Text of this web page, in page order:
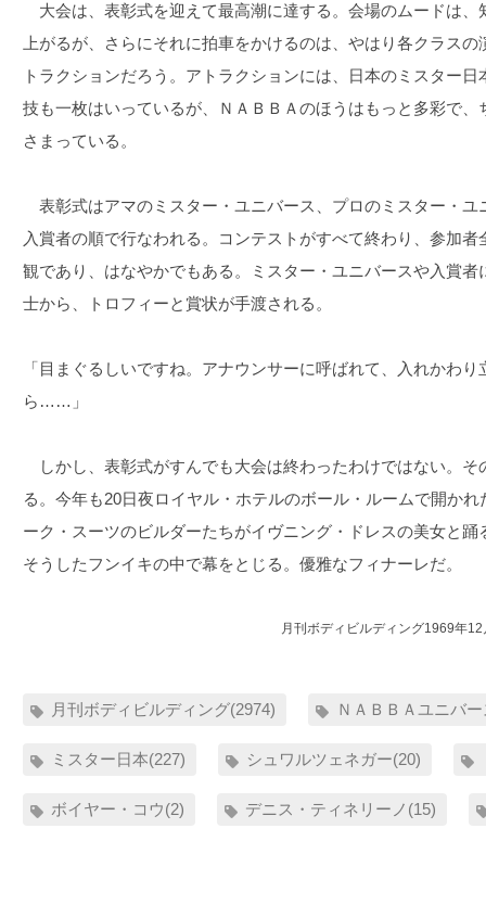
大会は、表彰式を迎えて最高潮に達する。会場のムードは、
上がるが、さらにそれに拍車をかけるのは、やはり各クラス
トラクションだろう。アトラクションには、日本のミスター
技も一枚はいっているが、ＮＡＢＢＡのほうはもっと多彩で
さまっている。
表彰式はアマのミスター・ユニバース、プロのミスター・ユ
入賞者の順で行なわれる。コンテストがすべて終わり、参加
観であり、はなやかでもある。ミスター・ユニバースや入賞
士から、トロフィーと賞状が手渡される。
「目まぐるしいですね。アナウンサーに呼ばれて、入れかわ
ら……」
しかし、表彰式がすんでも大会は終わったわけではない。そ
る。今年も20日夜ロイヤル・ホテルのボール・ルームで開か
ーク・スーツのビルダーたちがイヴニング・ドレスの美女と
そうしたフンイキの中で幕をとじる。優雅なフィナーレだ。
月刊ボディビルディング1969年12
月刊ボディビルディング(2974) ＮＡＢＢＡユニバ
ミスター日本(227) シュワルツェネガー(20)
ボイヤー・コウ(2) デニス・ティネリーノ(15)